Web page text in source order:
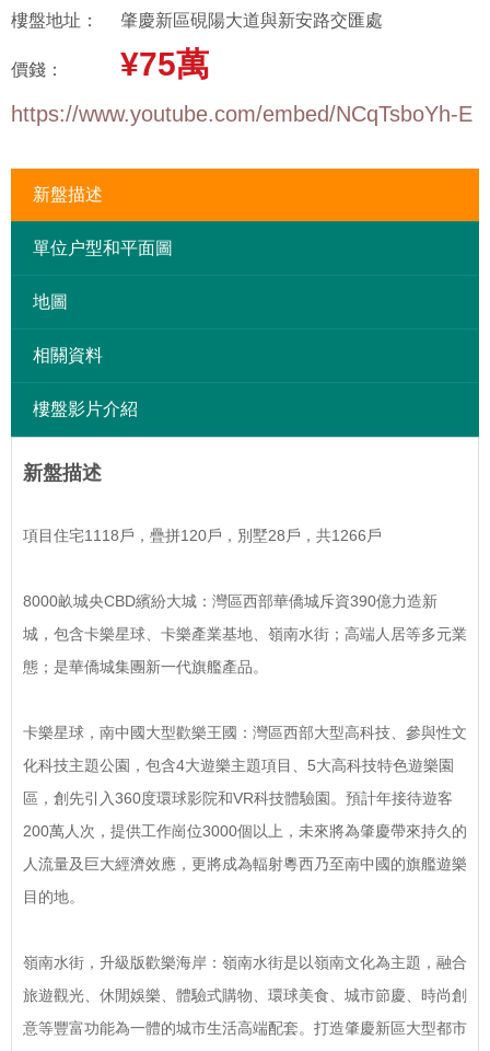
樓盤地址： 肇慶新區硯陽大道與新安路交匯處
價錢： ¥75萬
https://www.youtube.com/embed/NCqTsboYh-E
新盤描述
單位户型和平面圖
地圖
相關資料
樓盤影片介紹
新盤描述
項目住宅1118戶，疊拼120戶，別墅28戶，共1266戶
8000畝城央CBD繽紛大城：灣區西部華僑城斥資390億力造新
城，包含卡樂星球、卡樂產業基地、嶺南水街；高端人居等多元業
態；是華僑城集團新一代旗艦產品。
卡樂星球，南中國大型歡樂王國：灣區西部大型高科技、參與性文
化科技主題公園，包含4大遊樂主題項目、5大高科技特色遊樂園
區，創先引入360度環球影院和VR科技體驗園。預計年接待遊客
200萬人次，提供工作崗位3000個以上，未來將為肇慶帶來持久的
人流量及巨大經濟效應，更將成為輻射粵西乃至南中國的旗艦遊樂
目的地。
嶺南水街，升級版歡樂海岸：嶺南水街是以嶺南文化為主題，融合
旅遊觀光、休閒娛樂、體驗式購物、環球美食、城市節慶、時尚創
意等豐富功能為一體的城市生活高端配套。打造肇慶新區大型都市